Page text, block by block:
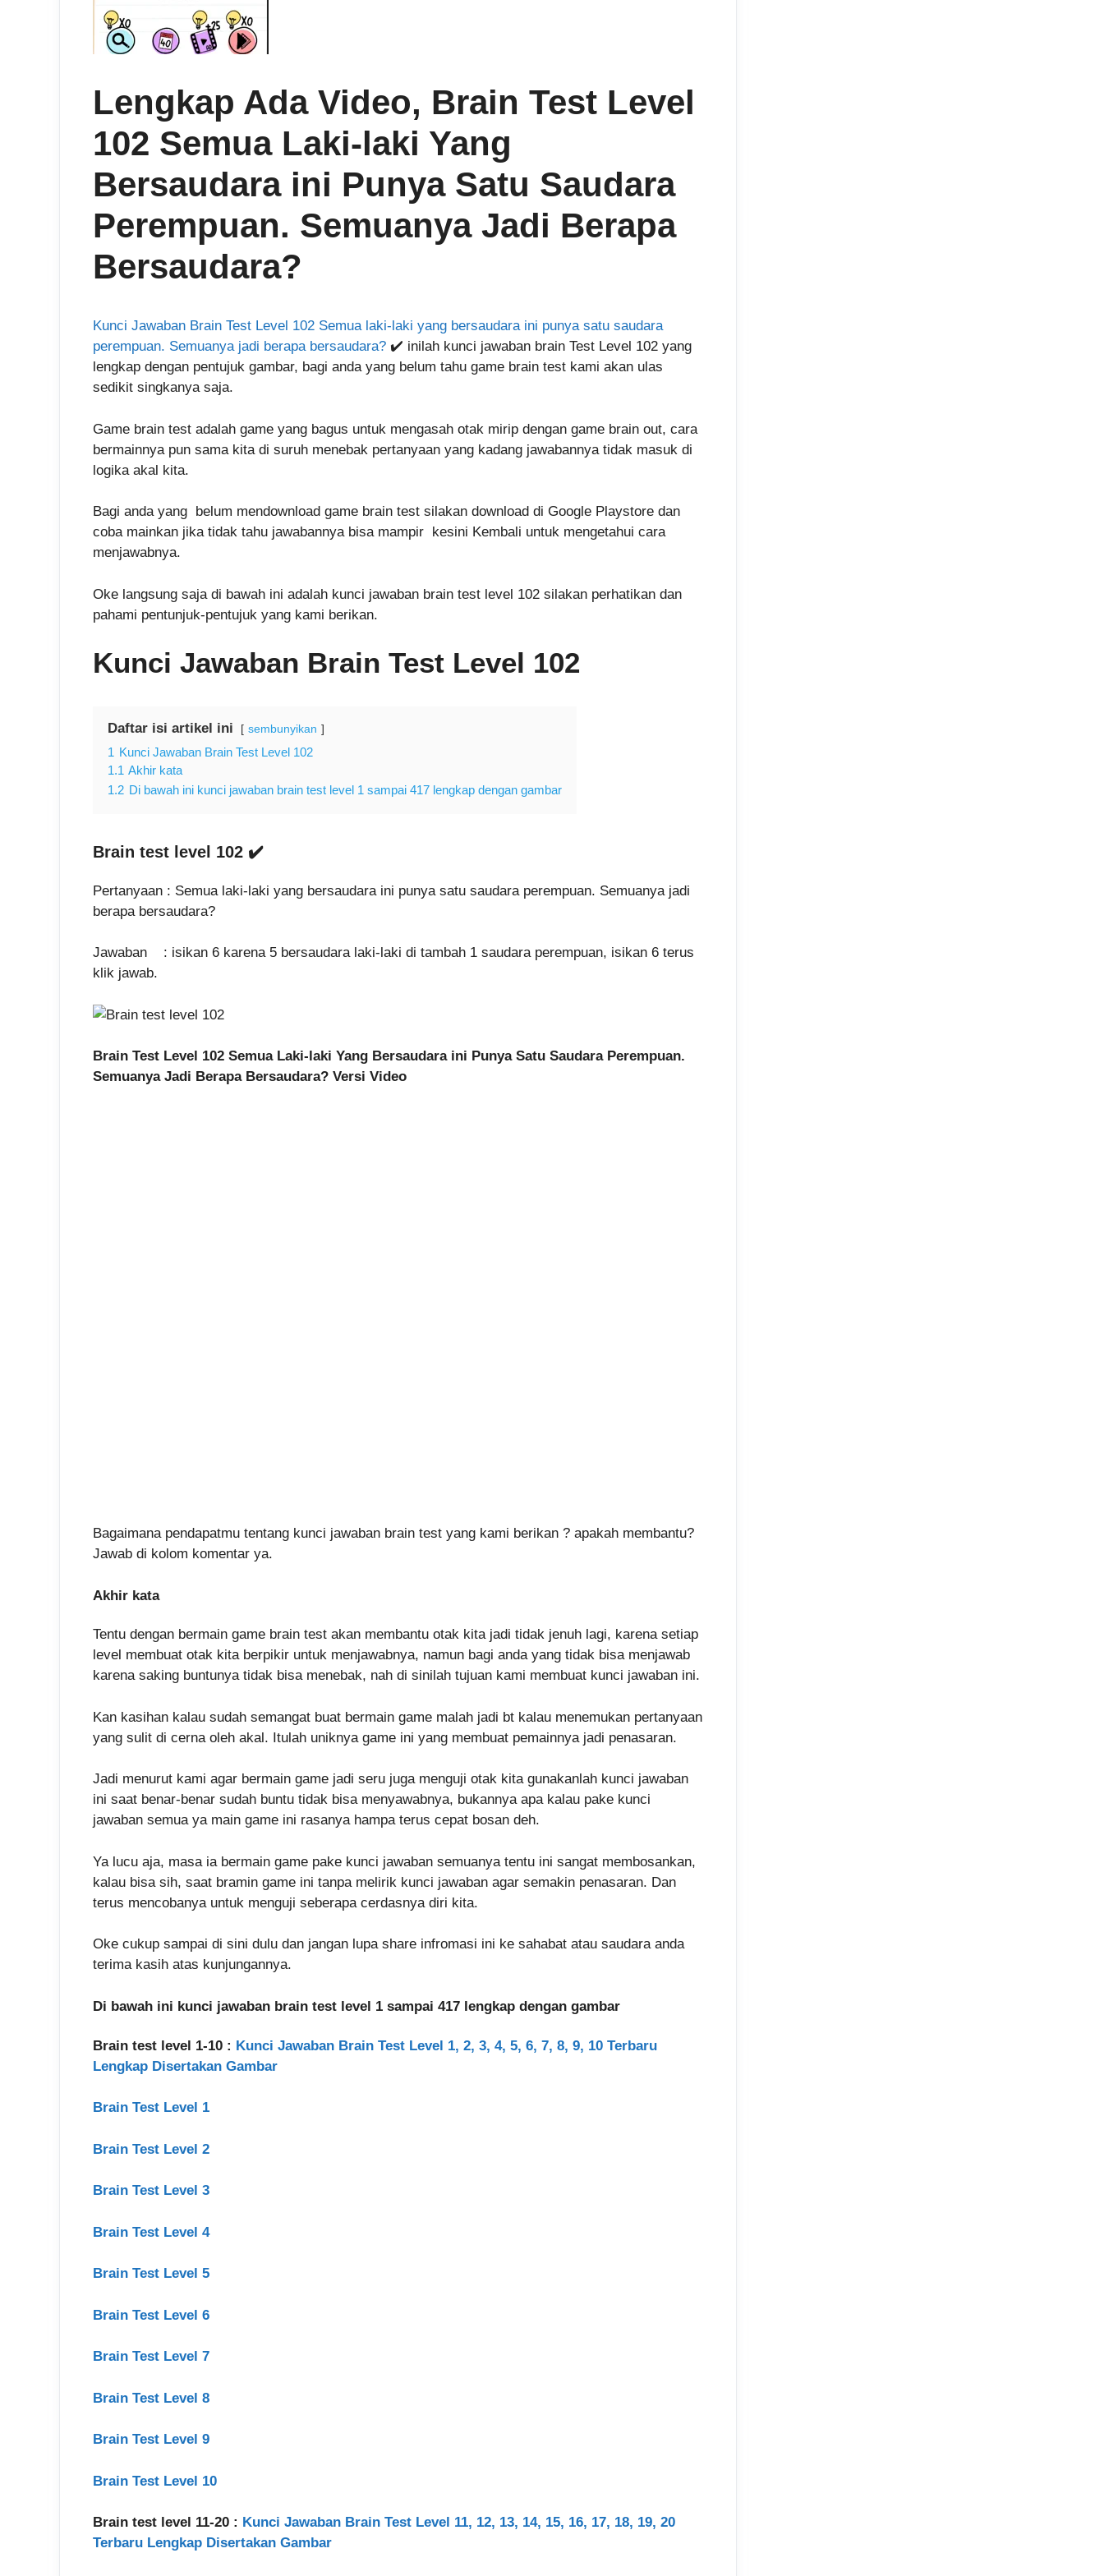
Lengkap Ada Video, Brain Test Level
102 Semua Laki-laki Yang
Bersaudara ini Punya Satu Saudara
Perempuan. Semuanya Jadi Berapa
Bersaudara?
Kunci Jawaban Brain Test Level 102 Semua laki-laki yang bersaudara ini punya satu saudara
perempuan. Semuanya jadi berapa bersaudara? ✔️ inilah kunci jawaban brain Test Level 102 yang
lengkap dengan pentujuk gambar, bagi anda yang belum tahu game brain test kami akan ulas
sedikit singkanya saja.
Game brain test adalah game yang bagus untuk mengasah otak mirip dengan game brain out, cara
bermainnya pun sama kita di suruh menebak pertanyaan yang kadang jawabannya tidak masuk di
logika akal kita.
Bagi anda yang belum mendownload game brain test silakan download di Google Playstore dan
coba mainkan jika tidak tahu jawabannya bisa mampir kesini Kembali untuk mengetahui cara
menjawabnya.
Oke langsung saja di bawah ini adalah kunci jawaban brain test level 102 silakan perhatikan dan
pahami pentunjuk-pentujuk yang kami berikan.
Kunci Jawaban Brain Test Level 102
Daftar isi artikel ini sembunyikan
1 Kunci Jawaban Brain Test Level 102
1.1 Akhir kata
1.2 Di bawah ini kunci jawaban brain test level 1 sampai 417 lengkap dengan gambar
Brain test level 102 ✔️
Pertanyaan : Semua laki-laki yang bersaudara ini punya satu saudara perempuan. Semuanya jadi
berapa bersaudara?
Jawaban : isikan 6 karena 5 bersaudara laki-laki di tambah 1 saudara perempuan, isikan 6 terus
klik jawab.
Brain Test Level 102 Semua Laki-laki Yang Bersaudara ini Punya Satu Saudara Perempuan.
Semuanya Jadi Berapa Bersaudara? Versi Video
Bagaimana pendapatmu tentang kunci jawaban brain test yang kami berikan ? apakah membantu?
Jawab di kolom komentar ya.
Akhir kata
Tentu dengan bermain game brain test akan membantu otak kita jadi tidak jenuh lagi, karena setiap
level membuat otak kita berpikir untuk menjawabnya, namun bagi anda yang tidak bisa menjawab
karena saking buntunya tidak bisa menebak, nah di sinilah tujuan kami membuat kunci jawaban ini.
Kan kasihan kalau sudah semangat buat bermain game malah jadi bt kalau menemukan pertanyaan
yang sulit di cerna oleh akal. Itulah uniknya game ini yang membuat pemainnya jadi penasaran.
Jadi menurut kami agar bermain game jadi seru juga menguji otak kita gunakanlah kunci jawaban
ini saat benar-benar sudah buntu tidak bisa menyawabnya, bukannya apa kalau pake kunci
jawaban semua ya main game ini rasanya hampa terus cepat bosan deh.
Ya lucu aja, masa ia bermain game pake kunci jawaban semuanya tentu ini sangat membosankan,
kalau bisa sih, saat bramin game ini tanpa melirik kunci jawaban agar semakin penasaran. Dan
terus mencobanya untuk menguji seberapa cerdasnya diri kita.
Oke cukup sampai di sini dulu dan jangan lupa share infromasi ini ke sahabat atau saudara anda
terima kasih atas kunjungannya.
Di bawah ini kunci jawaban brain test level 1 sampai 417 lengkap dengan gambar
Brain test level 1-10 : Kunci Jawaban Brain Test Level 1, 2, 3, 4, 5, 6, 7, 8, 9, 10 Terbaru
Lengkap Disertakan Gambar
Brain Test Level 1
Brain Test Level 2
Brain Test Level 3
Brain Test Level 4
Brain Test Level 5
Brain Test Level 6
Brain Test Level 7
Brain Test Level 8
Brain Test Level 9
Brain Test Level 10
Brain test level 11-20 : Kunci Jawaban Brain Test Level 11, 12, 13, 14, 15, 16, 17, 18, 19, 20
Terbaru Lengkap Disertakan Gambar